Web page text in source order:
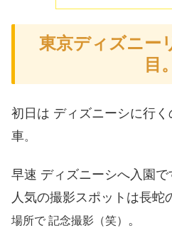
東京ディズニー
目。
初日は ディズニーシに行
車。
早速 ディズニーシへ入園で
人気の撮影スポットは長
場所で 記念撮影（笑） 。